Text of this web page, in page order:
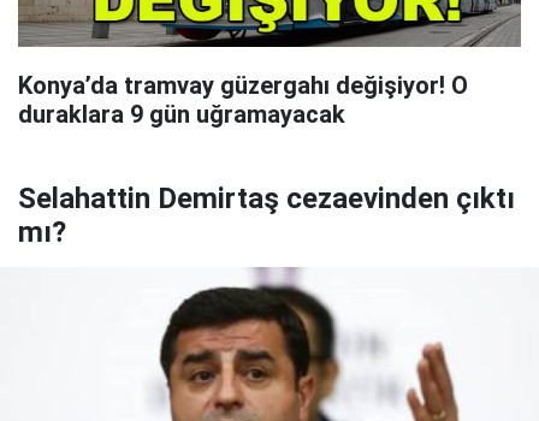
Konya’da tramvay güzergahı değişiyor! O
duraklara 9 gün uğramayacak
Selahattin Demirtaş cezaevinden çıktı
mı?